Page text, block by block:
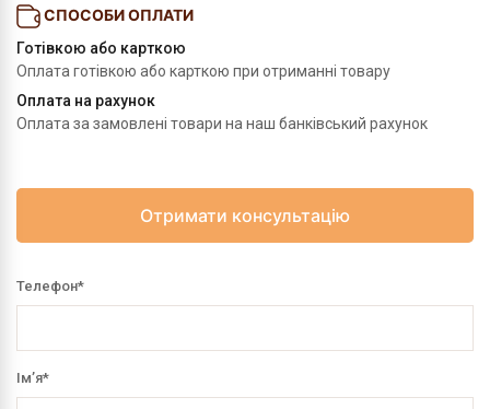
СПОСОБИ ОПЛАТИ
Готівкою або карткою
Оплата готівкою або карткою при отриманні товару
Оплата на рахунок
Оплата за замовлені товари на наш банківський рахунок
Отримати консультацію
Телефон*
Ім’я*